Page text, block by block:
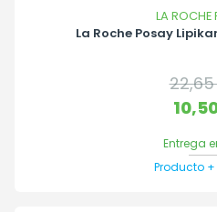
LA ROCHE
La Roche Posay
Entrega
Producto